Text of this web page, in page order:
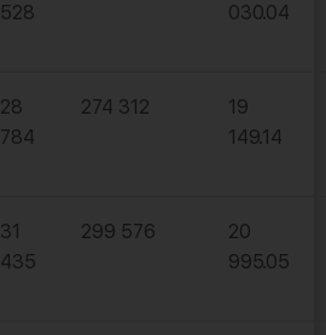
528
030.04
28
784
274 312
19
149.14
31
435
299 576
20
995.05